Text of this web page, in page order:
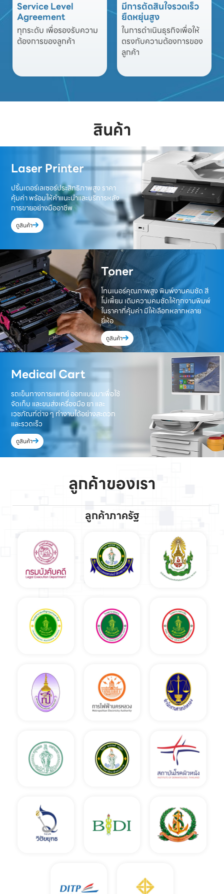
Service Level
Agreement
ทุกระดับ เพื่อรองรับความ
ต้องการของลูกค้า
มีการตัดสินใจรวดเร็ว
ยืดหยุ่นสูง
ในการดำเนินธุรกิจเพื่อให้
ตรงกับความต้องการของ
ลูกค้า
สินค้า
Laser Printer
ปริ้นเตอร์เลเซอร์ประสิทธิภาพสูง ราคา
คุ้มค่า พร้อมให้คำแนะนำและบริการหลัง
การขายอย่างมืออาชีพ
ดูสินค้า
Toner
โทนเนอร์คุณภาพสูง พิมพ์งานคมชัด สี
ไม่เพี้ยน เติมความคมชัดให้ทุกงานพิมพ์
ในราคาที่คุ้มค่า มีให้เลือกหลากหลาย
ยี่ห้อ
ดูสินค้า
Medical Cart
รถเข็นทางการแพทย์ ออกแบบมาเพื่อใช้
จัดเก็บ และขนส่งเครื่องมือ ยา และ
เวชภัณฑ์ต่าง ๆ ทำงานได้อย่างสะดวก
และรวดเร็ว
ดูสินค้า
ลูกค้าของเรา
ลูกค้าภาครัฐ